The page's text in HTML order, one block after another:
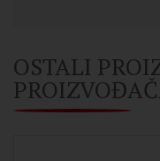
OSTALI